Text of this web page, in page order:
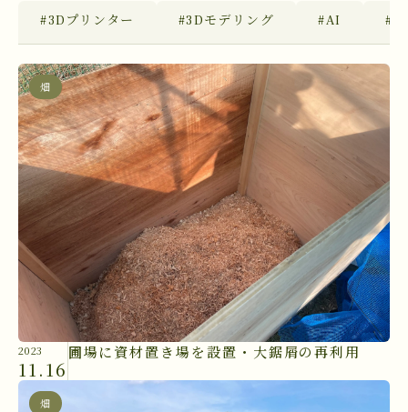
#3Dプリンター #3Dモデリング #AI
畑
2023
11.16
圃場に資材置き場を設置・大鋸屑の再利用
畑